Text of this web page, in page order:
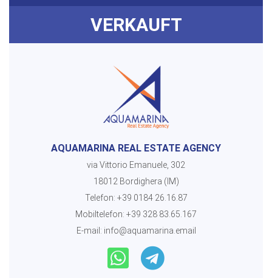
VERKAUFT
AQUAMARINA REAL ESTATE AGENCY
via Vittorio Emanuele, 302
18012 Bordighera (IM)
Telefon: +39 0184 26.16.87
Mobiltelefon: +39 328 83.65.167
E-mail: info@aquamarina.email